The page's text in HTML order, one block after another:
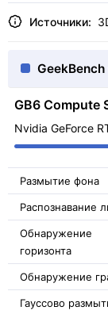
Источники:
GeekBench
GB6 Compute
Nvidia GeForce
Размытие фона
Распознавание
Обнаружение
горизонта
Обнаружение
Гауссово